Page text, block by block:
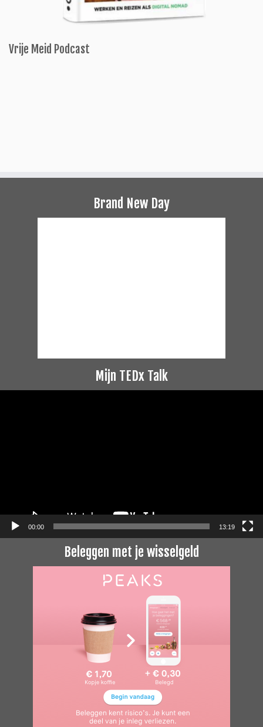
Vrije Meid Podcast
Brand New Day
Mijn TEDx Talk
00:00 13:19
Beleggen met je wisselgeld